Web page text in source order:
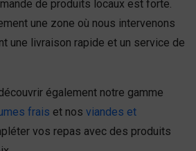
de produits locaux est forte.
une zone où nous intervenons
une livraison rapide et un service de
également notre gamme
frais et nos viandes et
vos repas avec des produits